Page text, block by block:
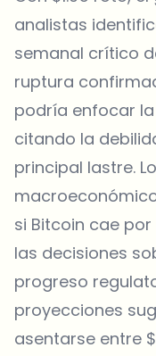
analistas
semanal crítico
ruptura
podría enfocar la
citando la
principal lastre.
si Bitcoin cae
las decisiones
progreso
proyecciones
asentarse entre